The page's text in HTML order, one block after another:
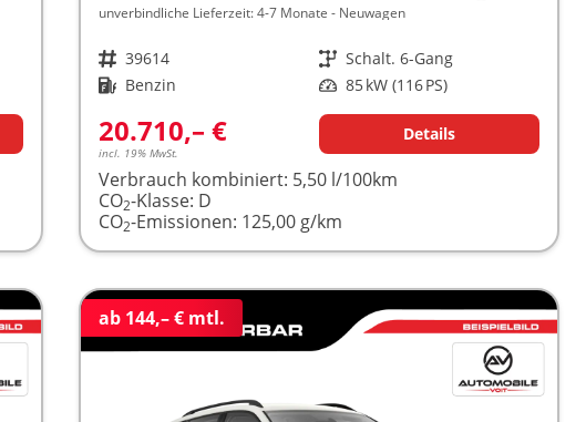
unverbindliche Lieferzeit: 4-7 Monate Neuwagen
Fahrzeugnr. 39614 Getriebe Schalt. 6-Gang
Kraftstoff Benzin Leistung 85 kW (116 PS)
20.710,– €
incl. 19% MwSt.
Details
Verbrauch kombiniert: 5,50 l/100km
CO2-Klasse: D
CO2-Emissionen: 125,00 g/km
ab 144,– € mtl.